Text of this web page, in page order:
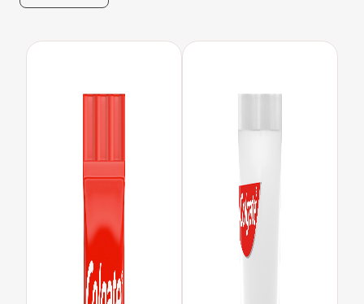
INSCREVA-SE AGORA
TERMINAR SESSÃO